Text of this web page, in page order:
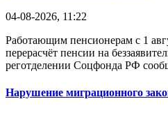
04-08-2026, 11:22
Работающим пенсионерам с 1
перерасчёт пенсии на
реготделении Соцфонда РФ
Нарушение миграционного